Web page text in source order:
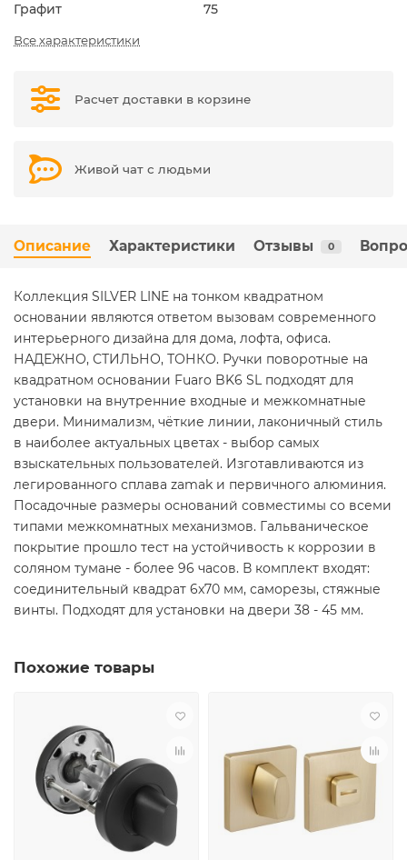
Графит 75
Все характеристики
Расчет доставки в корзине
Живой чат с людьми
Описание Характеристики Отзывы 0
Коллекция SILVER LINE на тонком квадратном
основании являются ответом вызовам современного
интерьерного дизайна для дома, лофта, офиса.
НАДЕЖНО, СТИЛЬНО, ТОНКО. Ручки поворотные на
квадратном основании Fuaro BK6 SL подходят для
установки на внутренние входные и межкомнатные
двери. Минимализм, чёткие линии, лаконичный стиль
в наиболее актуальных цветах - выбор самых
взыскательных пользователей. Изготавливаются из
легированного сплава zamak и первичного алюминия.
Посадочные размеры оснований совместимы со всеми
типами межкомнатных механизмов. Гальваническое
покрытие прошло тест на устойчивость к коррозии в
соляном тумане - более 96 часов. В комплект входят:
соединительный квадрат 6x70 мм, саморезы, стяжные
винты. Подходят для установки на двери 38 - 45 мм.
Похожие товары